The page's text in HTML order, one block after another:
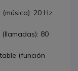
20 Hz
80
(función